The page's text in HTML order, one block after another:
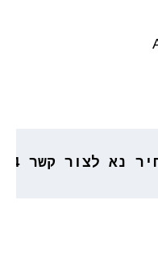
קשר 053-3777764